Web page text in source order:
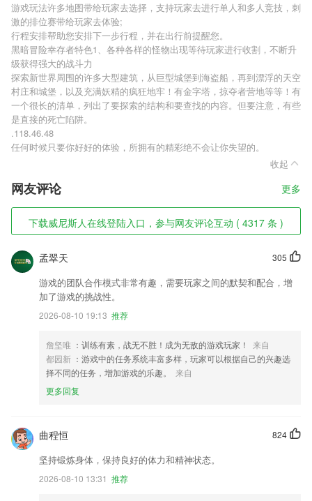
游戏玩法许多地图带给玩家去选择，支持玩家去进行单人和多人竞技，刺
激的排位赛带给玩家去体验;
行程安排帮助您安排下一步行程，并在出行前提醒您。
黑暗冒险幸存者特色1、各种各样的怪物出现等待玩家进行收割，不断升
级获得强大的战斗力
探索新世界周围的许多大型建筑，从巨型城堡到海盗船，再到漂浮的天空
村庄和城堡，以及充满妖精的疯狂地牢！有金字塔，掠夺者营地等等！有
一个很长的清单，列出了要探索的结构和要查找的内容。但要注意，有些
是直接的死亡陷阱。
.118.46.48
任何时候只要你好好的体验，所拥有的精彩绝不会让你失望的。
收起
网友评论 更多
下载威尼斯人在线登陆入口，参与网友评论互动 ( 4317 条 )
305
孟翠天
游戏的团队合作模式非常有趣，需要玩家之间的默契和配合，增
加了游戏的挑战性。
2026-08-10 19:13 推荐
詹坚唯 ：训练有素，战无不胜！成为无敌的游戏玩家！
来自
都园新 ：游戏中的任务系统丰富多样，玩家可以根据自己的兴趣选
择不同的任务，增加游戏的乐趣。
来自
更多回复
824
曲程恒
坚持锻炼身体，保持良好的体力和精神状态。
2026-08-10 13:31 推荐